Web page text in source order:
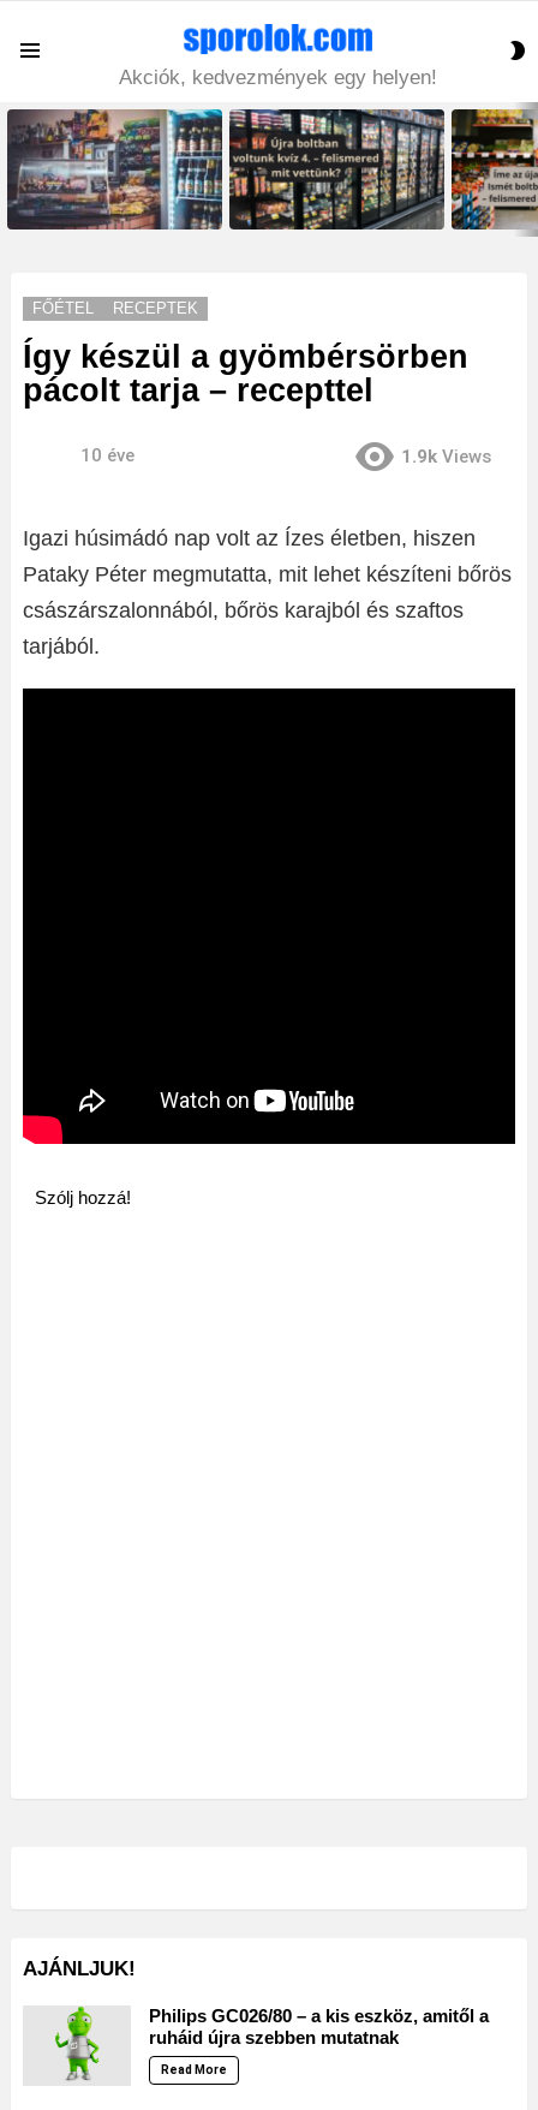
Akciók, kedvezmények egy helyen!
LATEST
STORIES
FŐÉTEL RECEPTEK
Így készül a gyömbérsörben
pácolt tarja – recepttel
10 éve 1.9k Views
Igazi húsimádó nap volt az Ízes életben, hiszen
Pataky Péter megmutatta, mit lehet készíteni bőrös
császárszalonnából, bőrös karajból és szaftos
tarjából.
Szólj hozzá!
AJÁNLJUK!
Philips GC026/80 – a kis eszköz, amitől a
ruháid újra szebben mutatnak
Read More